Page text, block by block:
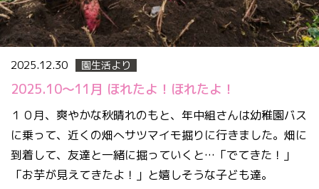
2025.12.30 園生活より
2025.10～11月 ほれたよ！ほれたよ！
１０月、爽やかな秋晴れのもと、年中組さんは幼稚園バス
に乗って、近くの畑へサツマイモ掘りに行きました。畑に
到着して、友達と一緒に掘っていくと…「でてきた！」
「お芋が見えてきたよ！」と嬉しそうな子ども達。